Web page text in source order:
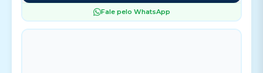
Fale pelo WhatsApp